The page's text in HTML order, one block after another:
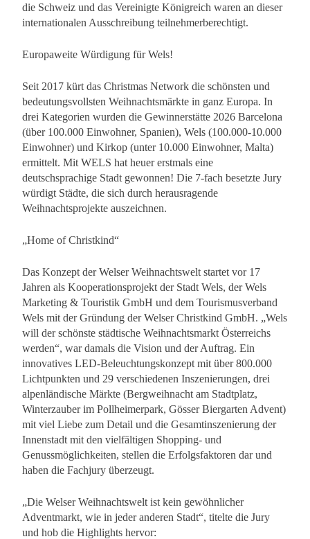
die Schweiz und das Vereinigte Königreich waren an dieser
internationalen Ausschreibung teilnehmerberechtigt.
Europaweite Würdigung für Wels!
Seit 2017 kürt das Christmas Network die schönsten und
bedeutungsvollsten Weihnachtsmärkte in ganz Europa. In
drei Kategorien wurden die Gewinnerstätte 2026 Barcelona
(über 100.000 Einwohner, Spanien), Wels (100.000-10.000
Einwohner) und Kirkop (unter 10.000 Einwohner, Malta)
ermittelt. Mit WELS hat heuer erstmals eine
deutschsprachige Stadt gewonnen! Die 7-fach besetzte Jury
würdigt Städte, die sich durch herausragende
Weihnachtsprojekte auszeichnen.
„Home of Christkind“
Das Konzept der Welser Weihnachtswelt startet vor 17
Jahren als Kooperationsprojekt der Stadt Wels, der Wels
Marketing & Touristik GmbH und dem Tourismusverband
Wels mit der Gründung der Welser Christkind GmbH. „Wels
will der schönste städtische Weihnachtsmarkt Österreichs
werden“, war damals die Vision und der Auftrag. Ein
innovatives LED-Beleuchtungskonzept mit über 800.000
Lichtpunkten und 29 verschiedenen Inszenierungen, drei
alpenländische Märkte (Bergweihnacht am Stadtplatz,
Winterzauber im Pollheimerpark, Gösser Biergarten Advent)
mit viel Liebe zum Detail und die Gesamtinszenierung der
Innenstadt mit den vielfältigen Shopping- und
Genussmöglichkeiten, stellen die Erfolgsfaktoren dar und
haben die Fachjury überzeugt.
„Die Welser Weihnachtswelt ist kein gewöhnlicher
Adventmarkt, wie in jeder anderen Stadt“, titelte die Jury
und hob die Highlights hervor: